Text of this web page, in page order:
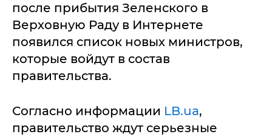
после прибытия Зеленского в
Верховную Раду в Интернете
появился список новых министров,
которые войдут в состав
правительства.
Согласно информации LB.ua,
правительство ждут серьезные